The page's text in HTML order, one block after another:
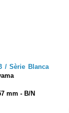
/ Sèrie Blanca
mm - B/N